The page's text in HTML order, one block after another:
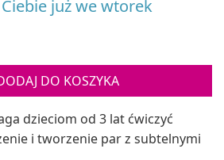
już we wtorek
DO KOSZYKA
dzieciom od 3 lat ćwiczyć
i tworzenie par z subtelnymi